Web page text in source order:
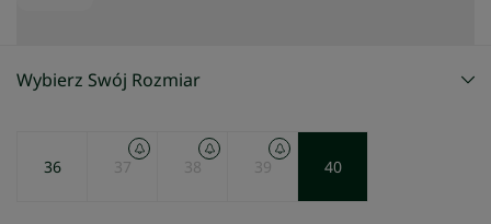
Wybierz Swój Rozmiar
36 37 38 39 40